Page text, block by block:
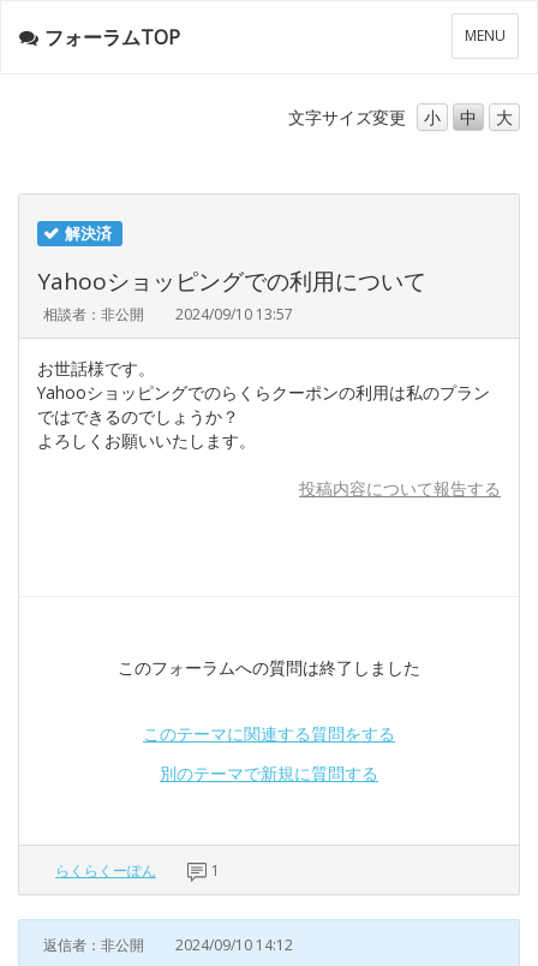
メ
ニ
ー
MENU
フォーラムTOP
文字サイズ変更 小 中 大
解決済
Yahooショッピングでの利用について
相談者：非公開 2024/09/10 13:57
お世話様です。
Yahooショッピングでのらくらクーポンの利用は私のプラン
ではできるのでしょうか？
よろしくお願いいたします。
投稿内容について報告する
このフォーラムへの質問は終了しました
このテーマに関連する質問をする
別のテーマで新規に質問する
らくらくーぽん 1
返信者：非公開 2024/09/10 14:12